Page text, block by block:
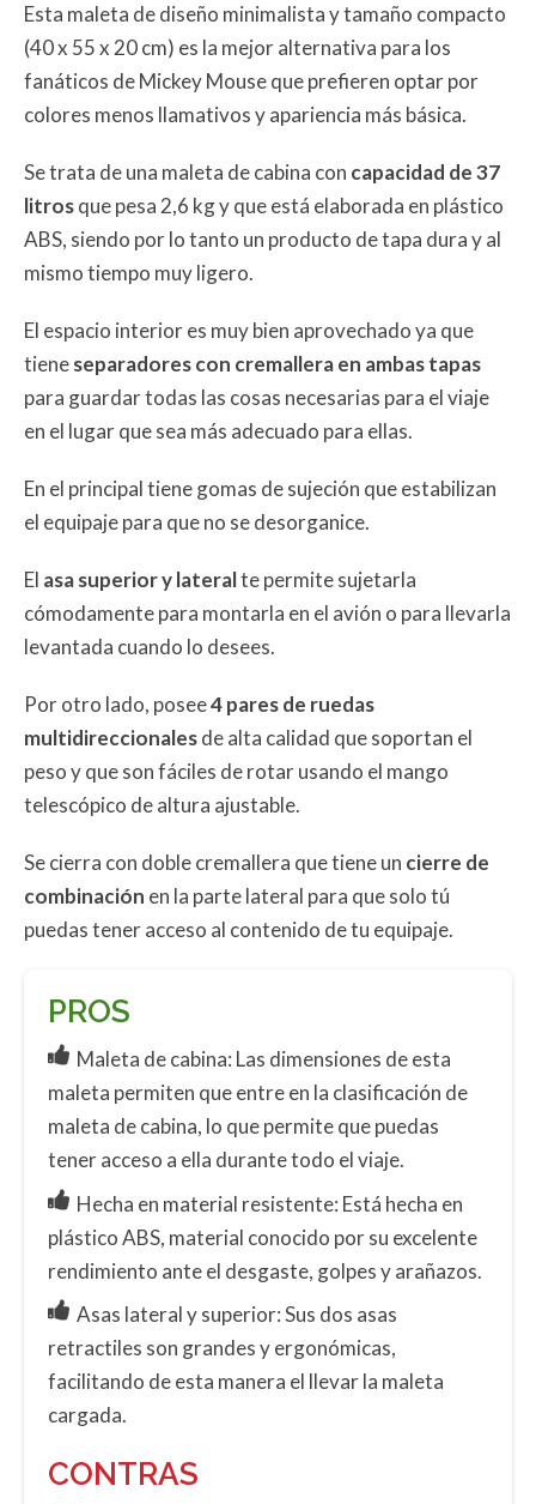
Esta maleta de diseño minimalista y tamaño compacto
(40 x 55 x 20 cm) es la mejor alternativa para los
fanáticos de Mickey Mouse que prefieren optar por
colores menos llamativos y apariencia más básica.
Se trata de una maleta de cabina con capacidad de 37
litrosque pesa 2,6 kg y que está elaborada en plástico
ABS, siendo por lo tanto un producto de tapa dura y al
mismo tiempo muy ligero.
El espacio interior es muy bien aprovechado ya que
tieneseparadores con cremallera en ambas tapas
para guardar todas las cosas necesarias para el viaje
en el lugar que sea más adecuado para ellas.
En el principal tiene gomas de sujeción que estabilizan
el equipaje para que no se desorganice.
El asa superior y lateralte permite sujetarla
cómodamente para montarla en el avión o para llevarla
levantada cuando lo desees.
Por otro lado, posee4 pares de ruedas
multidireccionalesde alta calidad que soportan el
peso y que son fáciles de rotar usando el mango
telescópico de altura ajustable.
Se cierra con doble cremallera que tiene un cierre de
combinación en la parte lateral para que solo tú
puedas tener acceso al contenido de tu equipaje.
PROS
Maleta de cabina: Las dimensiones de esta
maleta permiten que entre en la clasificación de
maleta de cabina, lo que permite que puedas
tener acceso a ella durante todo el viaje.
Hecha en material resistente: Está hecha en
plástico ABS, material conocido por su excelente
rendimiento ante el desgaste, golpes y arañazos.
Asas lateral y superior: Sus dos asas
retractiles son grandes y ergonómicas,
facilitando de esta manera el llevar la maleta
cargada.
CONTRAS